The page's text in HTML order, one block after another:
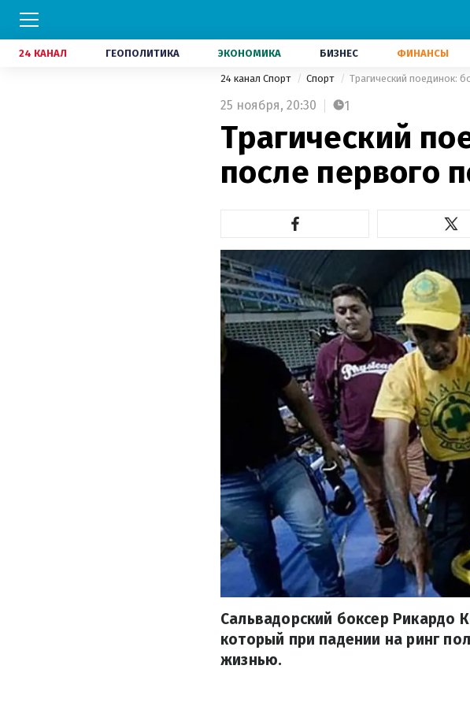
24 КАНАЛ ГЕОПОЛИТИКА ЭКОНОМИКА БИЗНЕС ФИНАНСЫ
24 канал Спорт Спорт Трагический поединок:
25 ноября, 20:30 1
Трагический
после первого
Сальвадорский боксер Рикардо
который при падении на ринг
жизнью.